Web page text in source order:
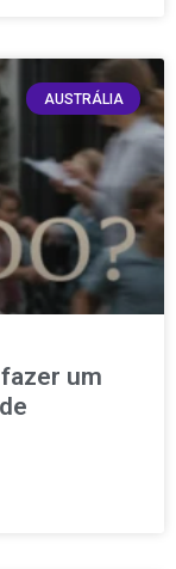
AUSTRÁLIA
um